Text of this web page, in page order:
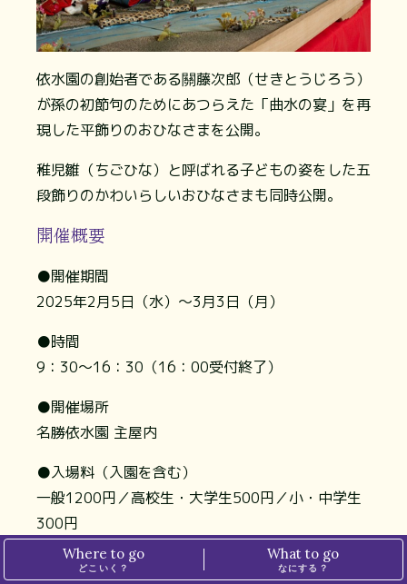
依水園の創始者である關藤次郎（せきとうじろう）
が孫の初節句のためにあつらえた「曲水の宴」を再
現した平飾りのおひなさまを公開。
稚児雛（ちごひな）と呼ばれる子どもの姿をした五
段飾りのかわいらしいおひなさまも同時公開。
開催概要
●開催期間
2025年2月5日（水）～3月3日（月）
●時間
9：30～16：30（16：00受付終了）
●開催場所
名勝依水園 主屋内
●入場料（入園を含む）
一般1200円／高校生・大学生500円／小・中学生
300円
「名勝依水園」でお茶室見学会とひなまつり開催。
Where to go
どこいく？
What to go
なにする？